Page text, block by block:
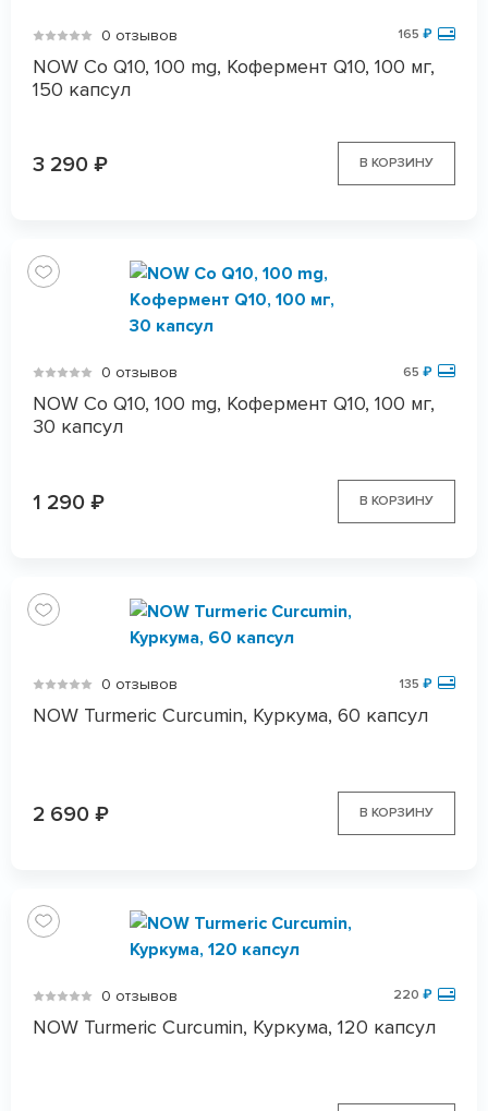
0 отзывов 165 ₽
NOW Co Q10, 100 mg, Кофермент Q10, 100 мг,
150 капсул
3 290 ₽ В КОРЗИНУ
0 отзывов 65 ₽
NOW Co Q10, 100 mg, Кофермент Q10, 100 мг,
30 капсул
1 290 ₽ В КОРЗИНУ
0 отзывов 135 ₽
NOW Turmeric Curcumin, Куркума, 60 капсул
2 690 ₽ В КОРЗИНУ
0 отзывов 220 ₽
NOW Turmeric Curcumin, Куркума, 120 капсул